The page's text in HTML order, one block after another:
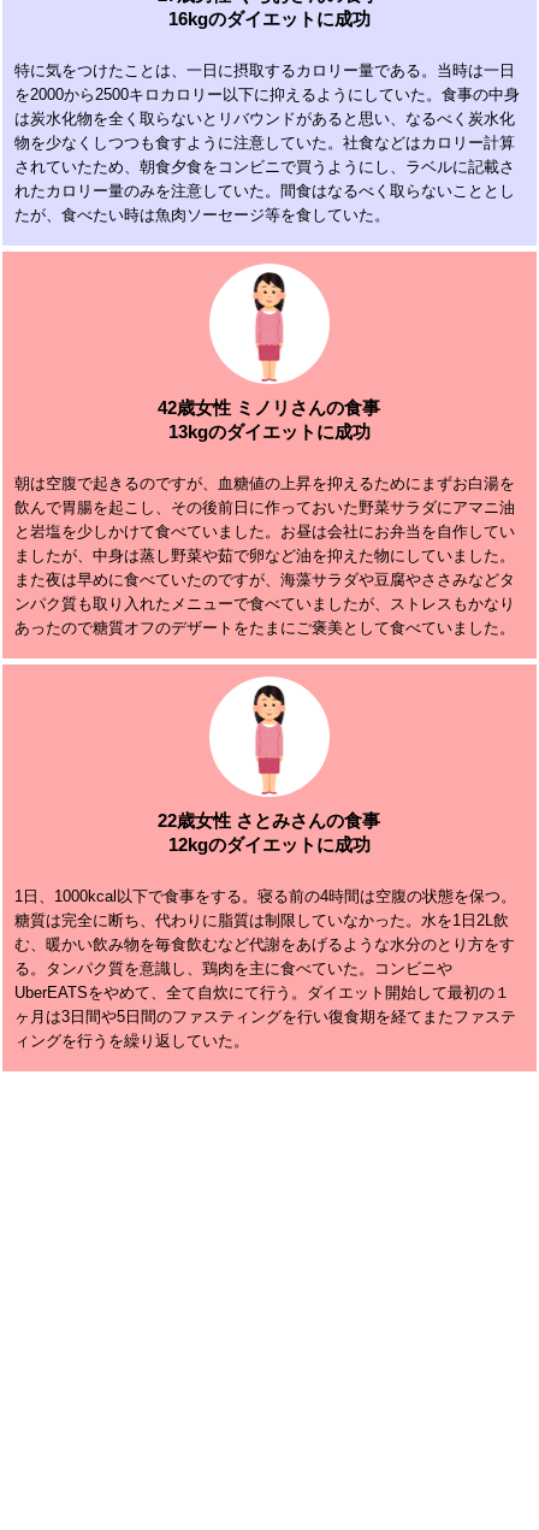
16kgのダイエットに成功
特に気をつけたことは、一日に摂取するカロリー量である。当時は一日
を2000から2500キロカロリー以下に抑えるようにしていた。食事の中身
は炭水化物を全く取らないとリバウンドがあると思い、なるべく炭水化
物を少なくしつつも食すように注意していた。社食などはカロリー計算
されていたため、朝食夕食をコンビニで買うようにし、ラベルに記載さ
れたカロリー量のみを注意していた。間食はなるべく取らないこととし
たが、食べたい時は魚肉ソーセージ等を食していた。
42歳女性 ミノリさんの食事
13kgのダイエットに成功
朝は空腹で起きるのですが、血糖値の上昇を抑えるためにまずお白湯を
飲んで胃腸を起こし、その後前日に作っておいた野菜サラダにアマニ油
と岩塩を少しかけて食べていました。お昼は会社にお弁当を自作してい
ましたが、中身は蒸し野菜や茹で卵など油を抑えた物にしていました。
また夜は早めに食べていたのですが、海藻サラダや豆腐やささみなどタ
ンパク質も取り入れたメニューで食べていましたが、ストレスもかなり
あったので糖質オフのデザートをたまにご褒美として食べていました。
22歳女性 さとみさんの食事
12kgのダイエットに成功
1日、1000kcal以下で食事をする。寝る前の4時間は空腹の状態を保つ。
糖質は完全に断ち、代わりに脂質は制限していなかった。水を1日2L飲
む、暖かい飲み物を毎食飲むなど代謝をあげるような水分のとり方をす
る。タンパク質を意識し、鶏肉を主に食べていた。コンビニや
UberEATSをやめて、全て自炊にて行う。ダイエット開始して最初の１
ヶ月は3日間や5日間のファスティングを行い復食期を経てまたファステ
ィングを行うを繰り返していた。